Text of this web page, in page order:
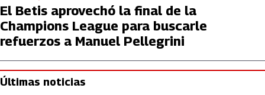
El Betis aprovechó la final de la
Champions League para buscarle
refuerzos a Manuel Pellegrini
Últimas noticias